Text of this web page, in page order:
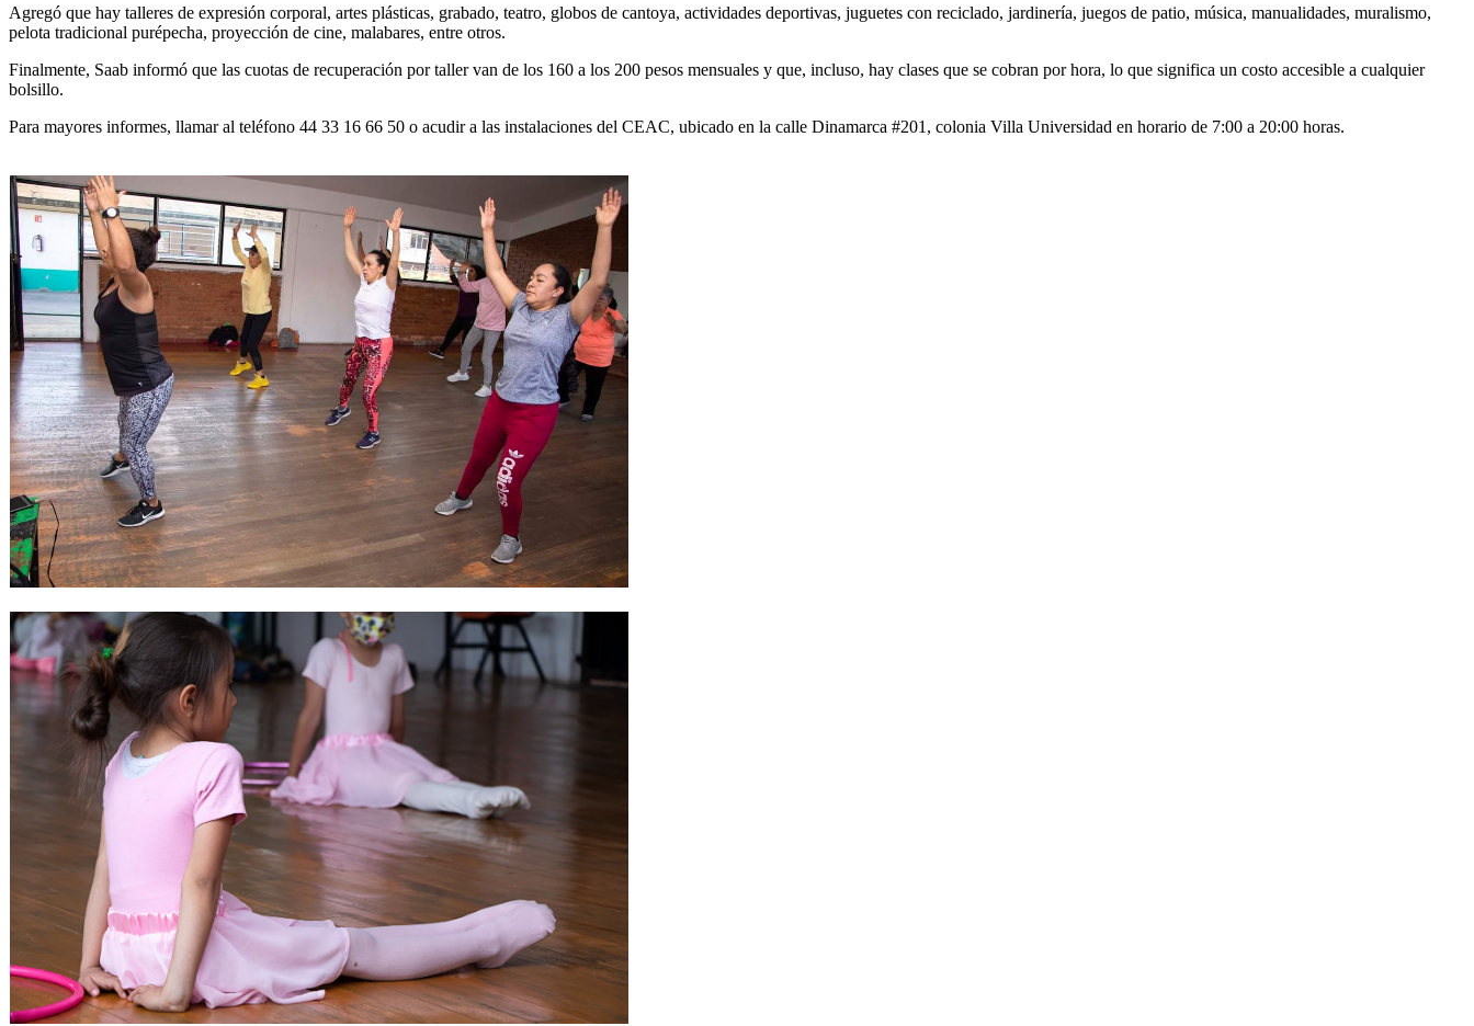
Agregó que hay talleres de expresión corporal, artes plásticas, grabado, teatro, globos de cantoya, actividades deportivas, juguetes con reciclado, jardinería, juegos de patio, música, manualidades, muralismo,
pelota tradicional purépecha, proyección de cine, malabares, entre otros.
Finalmente, Saab informó que las cuotas de recuperación por taller van de los 160 a los 200 pesos mensuales y que, incluso, hay clases que se cobran por hora, lo que significa un costo accesible a cualquier
bolsillo.
Para mayores informes, llamar al teléfono 44 33 16 66 50 o acudir a las instalaciones del CEAC, ubicado en la calle Dinamarca #201, colonia Villa Universidad en horario de 7:00 a 20:00 horas.